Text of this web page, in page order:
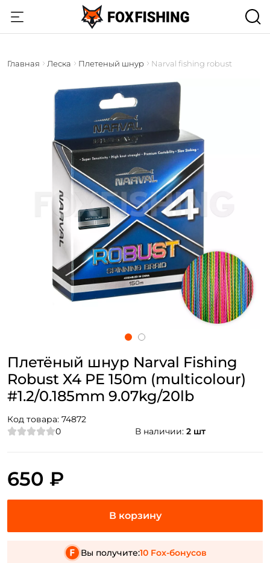
Главная Леска Плетеный шнур Narval fishing robust
Плетёный шнур Narval Fishing
Robust X4 PE 150m (multicolour)
#1.2/0.185mm 9.07kg/20lb
Код товара: 74872
0
В наличии: 2 шт
650 ₽
Вы получите:10 Fox-бонусов